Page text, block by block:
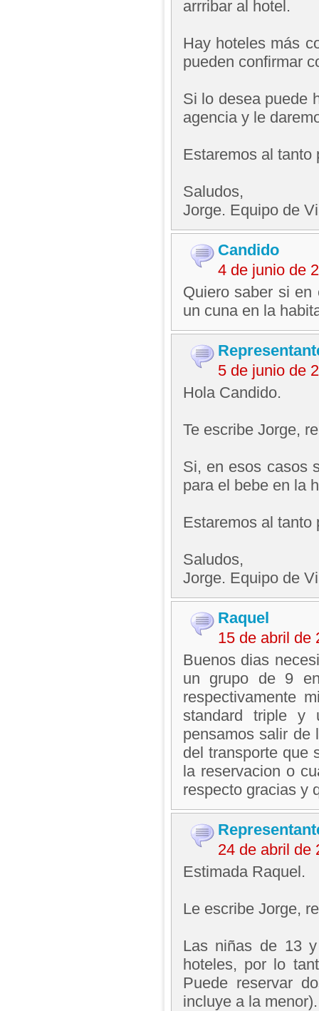
arrribar al hotel.
Hay hoteles más
pueden confirmar
Si lo desea puede
agencia y le
Estaremos al tanto
Saludos,
Jorge. Equipo de
Candido
4 de junio de
Quiero saber si
un cuna en la
5 de junio de
Hola Candido.
Te escribe Jorge,
Si, en esos casos
para el bebe en la
Estaremos al tanto
Saludos,
Jorge. Equipo de
Raquel
15 de abril de
Buenos dias
un grupo de 9
respectivamente
standard triple y
pensamos salir de
del transporte que
la reservacion o
respecto gracias y
24 de abril de
Estimada Raquel.
Le escribe Jorge,
Las niñas de 13
hoteles, por lo
Puede reservar
incluye a la